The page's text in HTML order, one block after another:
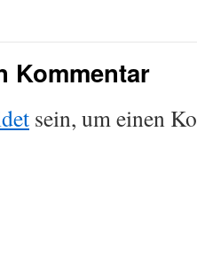
Kommentar
sein, um einen